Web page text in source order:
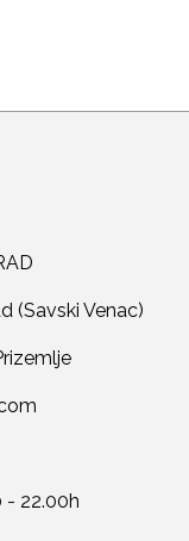
(Savski Venac)
- 22.00h